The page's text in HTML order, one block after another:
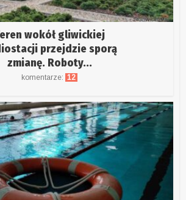
wokół gliwickiej
przejdzie sporą
zmianę. Roboty...
komentarze: 12